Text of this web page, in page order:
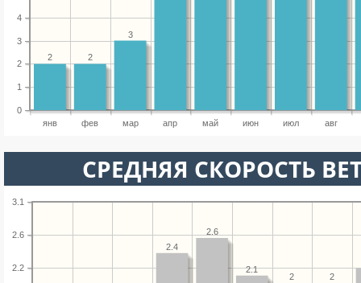
янв фев мар апр май июн июл авг
0
1
2
3
4
3
2
2
СРЕДНЯЯ СКОРОСТЬ
2.2
2.6
3.1
2
2
2.1
2.6
2.4